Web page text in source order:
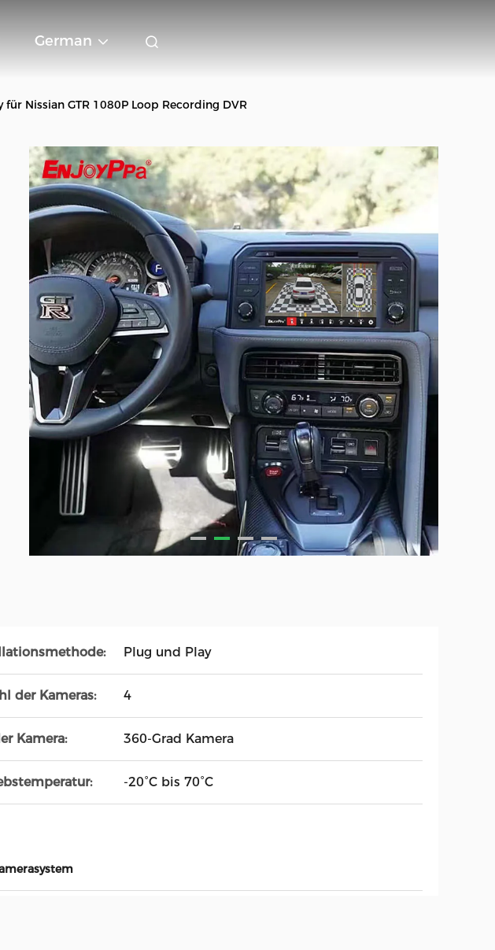
German
Nissian GTR 1080P Loop Recording DVR
Plug und Play
der Kameras: 4
Kamera: 360-Grad Kamera
-20°C bis 70°C